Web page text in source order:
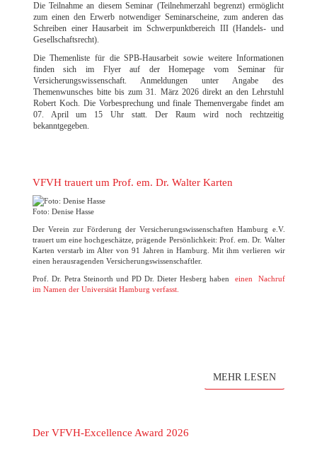
Die Teilnahme an diesem Seminar (Teilnehmerzahl begrenzt) ermöglicht
zum einen den Erwerb notwendiger Seminarscheine, zum anderen das
Schreiben einer Hausarbeit im Schwerpunktbereich III (Handels- und
Gesellschaftsrecht).
Die Themenliste für die SPB-Hausarbeit sowie weitere Informationen
finden sich im Flyer auf der Homepage vom Seminar für
Versicherungswissenschaft. Anmeldungen unter Angabe des
Themenwunsches bitte bis zum 31. März 2026 direkt an den Lehrstuhl
Robert Koch. Die Vorbesprechung und finale Themenvergabe findet am
07. April um 15 Uhr statt. Der Raum wird noch rechtzeitig
bekanntgegeben.
VFVH trauert um Prof. em. Dr. Walter Karten
Foto: Denise Hasse
Der Verein zur Förderung der Versicherungswissenschaften Hamburg e.V.
trauert um eine hochgeschätze, prägende Persönlichkeit: Prof. em. Dr. Walter
Karten verstarb im Alter von 91 Jahren in Hamburg. Mit ihm verlieren wir
einen herausragenden Versicherungswissenschaftler.
Prof. Dr. Petra Steinorth und PD Dr. Dieter Hesberg haben einen Nachruf
im Namen der Universität Hamburg verfasst.
MEHR LESEN
Der VFVH-Excellence Award 2026